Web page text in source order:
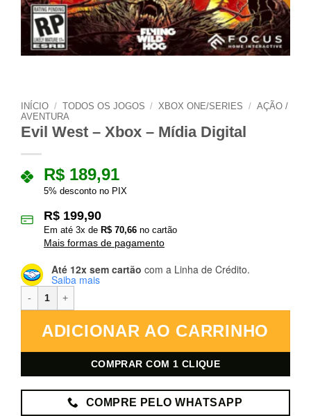
INÍCIO / TODOS OS JOGOS / XBOX ONE/SERIES / AÇÃO /
AVENTURA
Evil West – Xbox – Mídia Digital
R$ 189,91
5% desconto no PIX
R$ 199,90
Em até 3x de R$ 70,66 no cartão
Mais formas de pagamento
Até 12x sem cartão com a Linha de Crédito.
Saiba mais
ADICIONAR AO CARRINHO
COMPRAR COM 1 CLIQUE
COMPRE PELO WHATSAPP